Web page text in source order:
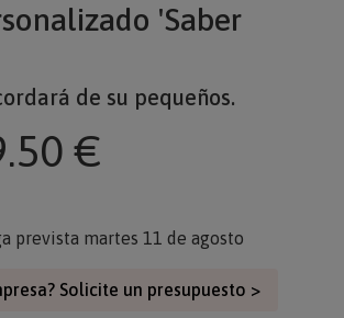
'Saber
de su pequeños.
€
prevista martes 11 de agosto
Solicite un presupuesto >